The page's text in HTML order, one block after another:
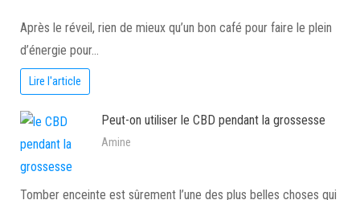
Après le réveil, rien de mieux qu’un bon café pour faire le plein
d’énergie pour…
Lire l'article
Peut-on utiliser le CBD pendant la grossesse
Amine
Tomber enceinte est sûrement l’une des plus belles choses qui